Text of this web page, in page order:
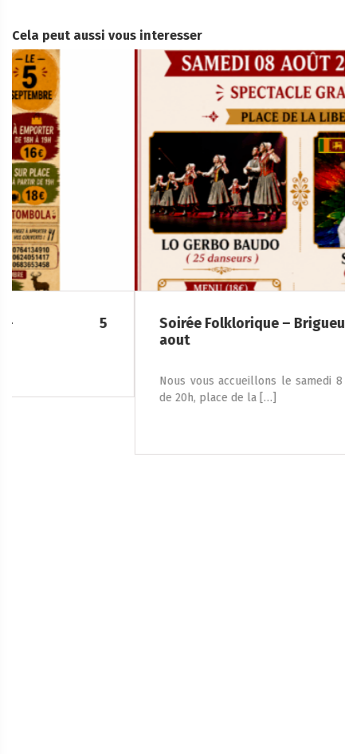
Cela peut aussi vous interesser
Soirée Folklorique – Brigueuil – Samedi 08
Nous vous accueillons le samedi 8 août 2026, à partir
de 20h, place de la […]